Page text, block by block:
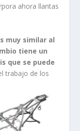
ahora llantas
muy similar al
tiene un
que se puede
trabajo de los